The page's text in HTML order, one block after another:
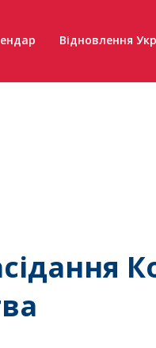
Відновлення